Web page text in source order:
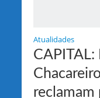
Atualidades
reclamam